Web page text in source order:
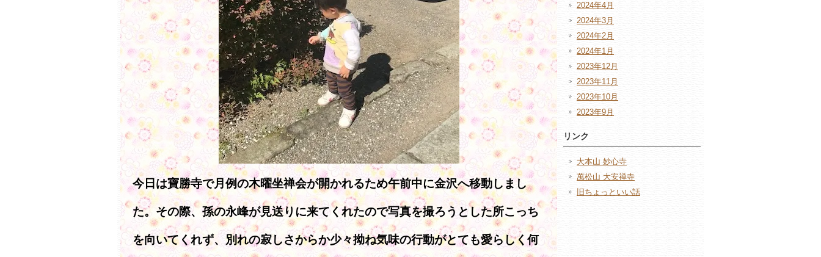
今日は寶勝寺で月例の木曜坐禅会が開かれるため午前中に金沢へ移動しまし
た。その際、孫の永峰が見送りに来てくれたので写真を撮ろうとした所こっち
を向いてくれず、別れの寂しさからか少々拗ね気味の行動がとても愛らしく何
2024年4月
2024年3月
2024年2月
2024年1月
2023年12月
2023年11月
2023年10月
2023年9月
リンク
大本山 妙心寺
萬松山 大安禅寺
旧ちょっといい話